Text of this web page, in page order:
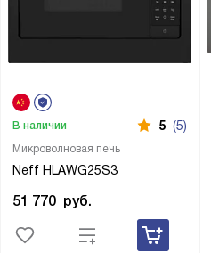
Микроволновая печь
Neff HLAWG25S3
В наличии 5 (5)
51 770 руб.